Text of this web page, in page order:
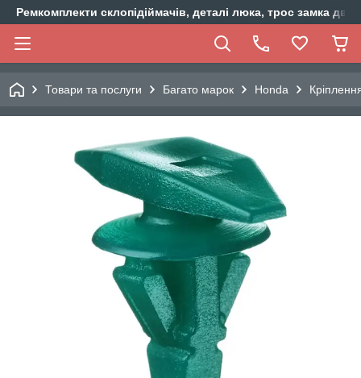
Ремкомплекти склопідіймачів, деталі люка, трос замка
Товари та послуги Багато марок Honda